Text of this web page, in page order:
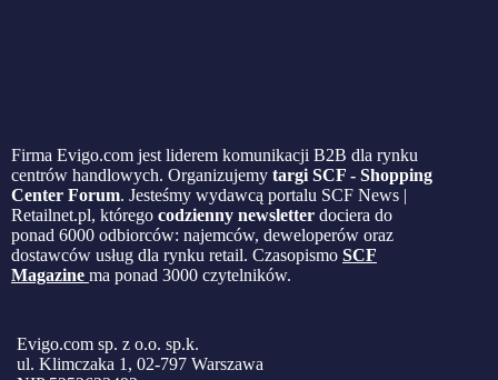
Firma Evigo.com jest liderem komunikacji B2B dla rynku
centrów handlowych. Organizujemy targi SCF - Shopping
Center Forum. Jesteśmy wydawcą portalu SCF News |
Retailnet.pl, którego codzienny newsletter dociera do
ponad 6000 odbiorców: najemców, deweloperów oraz
dostawców usług dla rynku retail. Czasopismo SCF
Magazine ma ponad 3000 czytelników.
Evigo.com sp. z o.o. sp.k.
ul. Klimczaka 1, 02-797 Warszawa